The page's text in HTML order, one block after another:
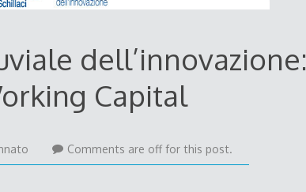
dell’innovazione:
Capital
Comments are off for this post.